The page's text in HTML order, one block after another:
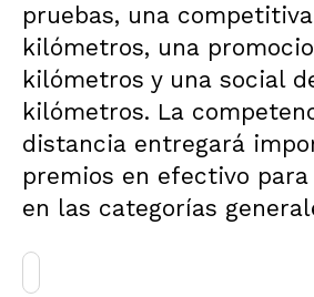
pruebas, una competitiva
kilómetros, una
kilómetros y una social
kilómetros. La
distancia entregará
premios en efectivo
en las categorías